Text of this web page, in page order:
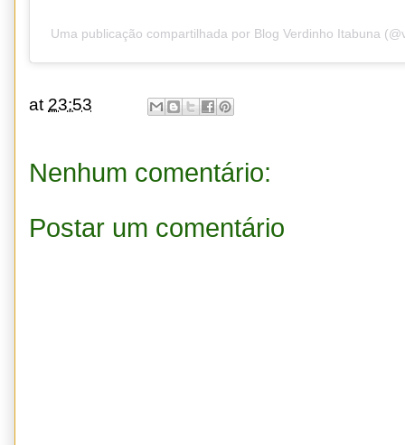
Uma publicação compartilhada por Blog Verdinho Itabuna
at 23:53
Nenhum comentário:
Postar um comentário